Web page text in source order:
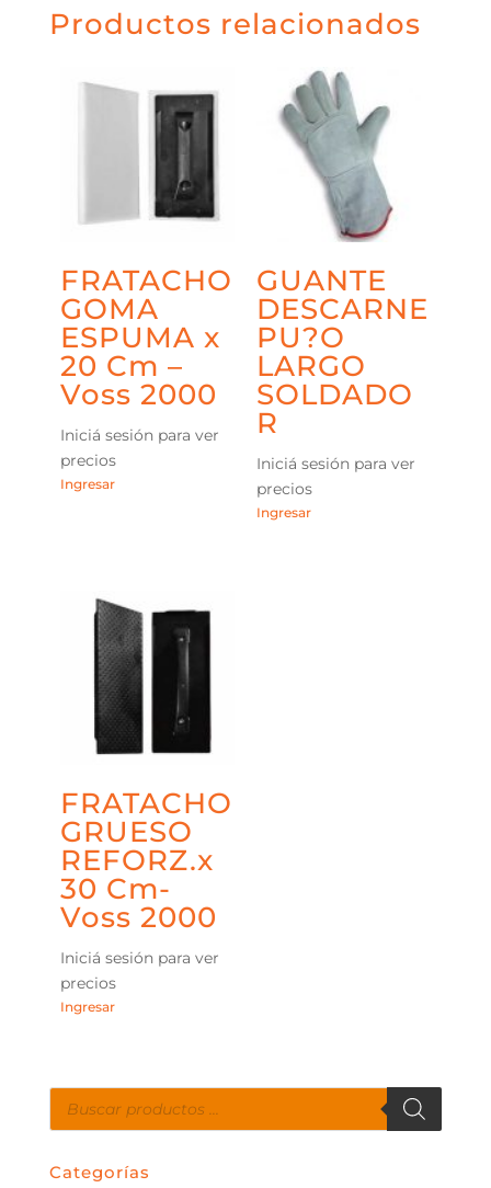
Productos relacionados
FRATACHO
GOMA
ESPUMA x
20 Cm –
Voss 2000
Iniciá sesión para ver
precios
Ingresar
GUANTE
DESCARNE
PU?O
LARGO
SOLDADO
R
Iniciá sesión para ver
precios
Ingresar
FRATACHO
GRUESO
REFORZ.x
30 Cm-
Voss 2000
Iniciá sesión para ver
precios
Ingresar
Búsqueda
productos
Categorías